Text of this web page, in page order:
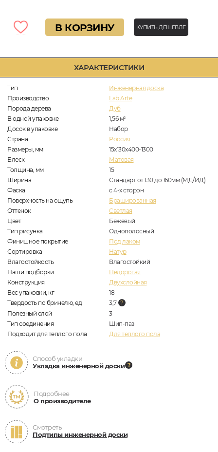
ХАРАКТЕРИСТИКИ
Тип
Инженерная доска
Производство
Lab Arte
Порода дерева
Дуб
В одной упаковке
1,56 м2
Досок в упаковке
Набор
Страна
Россия
Размеры, мм
15х130х400-1300
Блеск
Матовая
Толщина, мм
15
Ширина
Стандарт от 130 до 160мм (МД/ИД)
Фаска
с 4-х сторон
Поверхность на ощупь
Брашированная
Оттенок
Светлая
Цвет
Бежевый
Тип рисунка
Однополосный
Финишное покрытие
Под лаком
Сортировка
Натур
Влагостойкость
Влагостойкий
Наши подборки
Недорогая
Конструкция
Двухслойная
Вес упаковки, кг
18
Твердость по бринелю, ед
3,7
Полезный слой
3
Тип соединения
Шип-паз
Подходит для теплого пола
Для теплого пола
Способ укладки
Укладка инженерной доски
Подробнее
О производителе
Смотреть
Подтипы инженерной доски
В КОРЗИНУ КУПИТЬ ДЕШЕВЛЕ